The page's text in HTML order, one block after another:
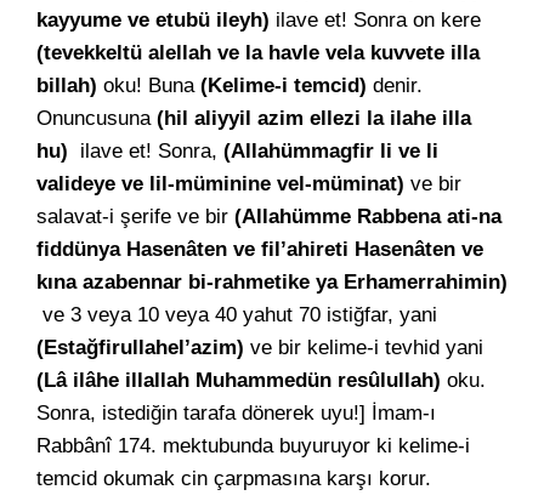
kayyume ve etubü ileyh) ilave et! Sonra on kere
(tevekkeltü alellah ve la havle vela kuvvete illa
billah) oku! Buna (Kelime-i temcid) denir.
Onuncusuna (hil aliyyil azim ellezi la ilahe illa
hu) ilave et! Sonra, (Allahümmagfir li ve li
valideye ve lil-müminine vel-müminat) ve bir
salavat-i şerife ve bir (Allahümme Rabbena ati-na
fiddünya Hasenâten ve fil’ahireti Hasenâten ve
kına azabennar bi-rahmetike ya Erhamerrahimin)
ve 3 veya 10 veya 40 yahut 70 istiğfar, yani
(Estağfirullahel’azim) ve bir kelime-i tevhid yani
(Lâ ilâhe illallah Muhammedün resûlullah) oku.
Sonra, istediğin tarafa dönerek uyu!] İmam-ı
Rabbânî 174. mektubunda buyuruyor ki kelime-i
temcid okumak cin çarpmasına karşı korur.